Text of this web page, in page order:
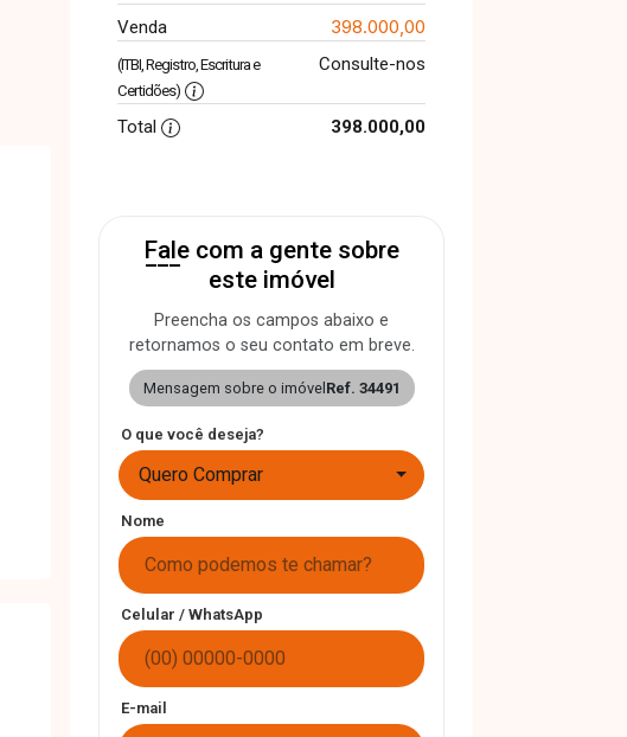
Venda 398.000,00
(ITBI, Registro, Escritura e
Certidões)
Consulte-nos
Total 398.000,00
Fale com a gente sobre
este imóvel
Preencha os campos abaixo e
retornamos o seu contato em breve.
Mensagem sobre o imóvel Ref. 34491
O que você deseja?
Quero Comprar
Nome
Celular / WhatsApp
E-mail